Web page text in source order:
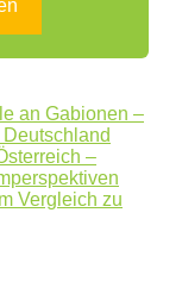
an Gabionen –
–
Vergleich zu